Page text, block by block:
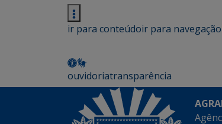
ir para conteúdoir para navegação
ouvidoriatransparência